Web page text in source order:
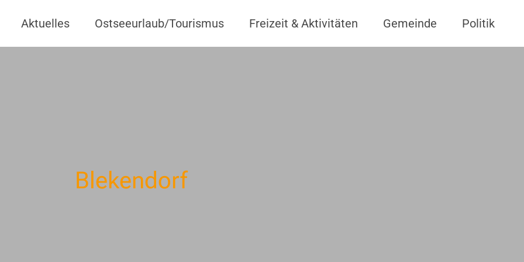
Aktuelles Ostseeurlaub/Tourismus Freizeit & Aktivitäten Gemeinde Politik
Blekendorf